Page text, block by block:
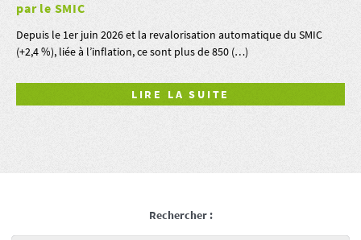
par le SMIC
Depuis le 1er juin 2026 et la revalorisation automatique du SMIC
(+2,4 %), liée à l’inflation, ce sont plus de 850 (…)
LIRE LA SUITE
Rechercher :